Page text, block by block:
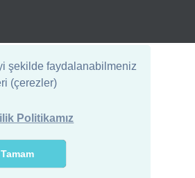
şekilde faydalanabilmeniz
(çerezler)
Politikamız
Tamam